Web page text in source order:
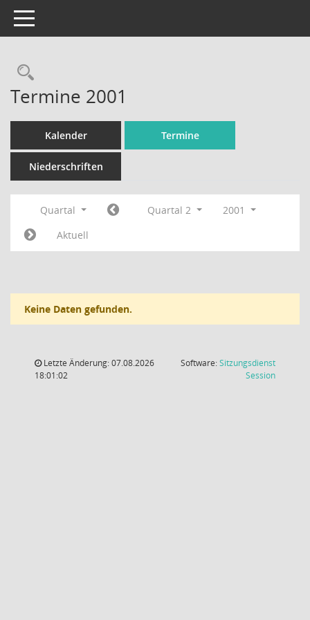
Toggle navigation
Rechercheauswahl
Termine 2001
Kalender Termine
Niederschriften
Quartal Quartal 2
2001
Aktuell
Keine Daten gefunden.
Letzte Änderung: 07.08.2026
18:01:02
Software:Sitzungsdienst
Session(Wird in